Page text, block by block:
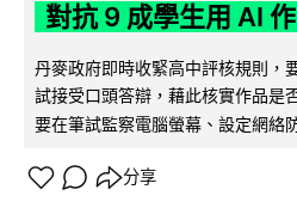
對抗 9 成學生用 AI
丹麥政府即時收緊高中評核規則，
試接受口頭答辯，藉此核實作品是
要在筆試監察電腦螢幕、設定網絡
分享